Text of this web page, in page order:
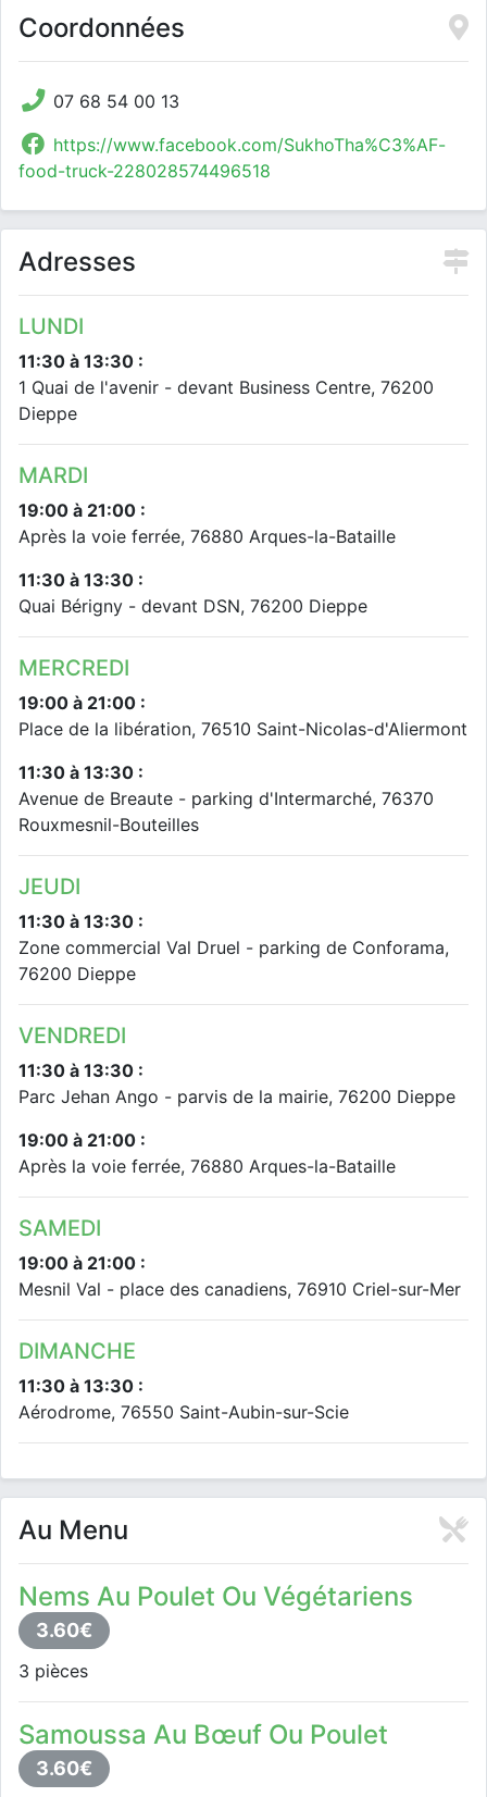
Coordonnées
07 68 54 00 13
https://www.facebook.com/SukhoTha%C3%AF-
food-truck-228028574496518
Adresses
LUNDI
11:30 à 13:30 :
1 Quai de l'avenir - devant Business Centre, 76200
Dieppe
MARDI
19:00 à 21:00 :
Après la voie ferrée, 76880 Arques-la-Bataille
11:30 à 13:30 :
Quai Bérigny - devant DSN, 76200 Dieppe
MERCREDI
19:00 à 21:00 :
Place de la libération, 76510 Saint-Nicolas-d'Aliermont
11:30 à 13:30 :
Avenue de Breaute - parking d'Intermarché, 76370
Rouxmesnil-Bouteilles
JEUDI
11:30 à 13:30 :
Zone commercial Val Druel - parking de Conforama,
76200 Dieppe
VENDREDI
11:30 à 13:30 :
Parc Jehan Ango - parvis de la mairie, 76200 Dieppe
19:00 à 21:00 :
Après la voie ferrée, 76880 Arques-la-Bataille
SAMEDI
19:00 à 21:00 :
Mesnil Val - place des canadiens, 76910 Criel-sur-Mer
DIMANCHE
11:30 à 13:30 :
Aérodrome, 76550 Saint-Aubin-sur-Scie
Au Menu
Nems Au Poulet Ou Végétariens
3.60€
3 pièces
Samoussa Au Bœuf Ou Poulet
3.60€